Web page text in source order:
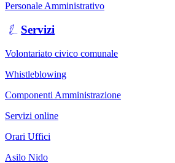
Personale Amministrativo
Servizi
Volontariato civico comunale
Whistleblowing
Componenti Amministrazione
Servizi online
Orari Uffici
Asilo Nido